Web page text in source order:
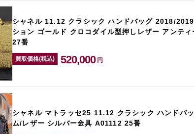
シャネル 11.12 クラシック ハンドバッグ 2018/
ション ゴールド クロコダイル型押しレザー アンテ
27番
買取価格(税込) 520,000 円
シャネル マトラッセ25 11.12 クラシック ハンドバ
ム/レザー シルバー金具 A01112 25番